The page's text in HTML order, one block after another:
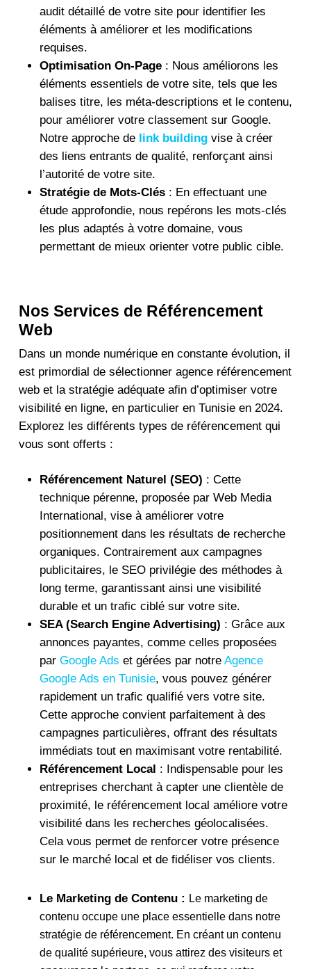
audit détaillé de votre site pour identifier les
éléments à améliorer et les modifications
requises.
Optimisation On-Page: Nous améliorons les
éléments essentiels de votre site, tels que les
balises titre, les méta-descriptions et le contenu,
pour améliorer votre classement sur Google.
Notre approche de link building vise à créer
des liens entrants de qualité, renforçant ainsi
l’autorité de votre site.
Stratégie de Mots-Clés: En effectuant une
étude approfondie, nous repérons les mots-clés
les plus adaptés à votre domaine, vous
permettant de mieux orienter votre public cible.
Nos Services de Référencement
Web
Dans un monde numérique en constante évolution, il
est primordial de sélectionner agence référencement
web et la stratégie adéquate afin d’optimiser votre
visibilité en ligne, en particulier en Tunisie en 2024.
Explorez les différents types de référencement qui
vous sont offerts :
Référencement Naturel (SEO) : Cette
technique pérenne, proposée par Web Media
International, vise à améliorer votre
positionnement dans les résultats de recherche
organiques. Contrairement aux campagnes
publicitaires, le SEO privilégie des méthodes à
long terme, garantissant ainsi une visibilité
durable et un trafic ciblé sur votre site.
SEA (Search Engine Advertising) : Grâce aux
annonces payantes, comme celles proposées
par Google Ads et gérées par notre Agence
Google Ads en Tunisie, vous pouvez générer
rapidement un trafic qualifié vers votre site.
Cette approche convient parfaitement à des
campagnes particulières, offrant des résultats
immédiats tout en maximisant votre rentabilité.
Référencement Local : Indispensable pour les
entreprises cherchant à capter une clientèle de
proximité, le référencement local améliore votre
visibilité dans les recherches géolocalisées.
Cela vous permet de renforcer votre présence
sur le marché local et de fidéliser vos clients.
Le Marketing de Contenu : Le marketing de
contenu occupe une place essentielle dans notre
stratégie de référencement. En créant un contenu
de qualité supérieure, vous attirez des visiteurs et